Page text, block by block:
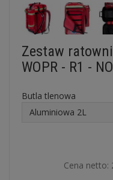
Zestaw
WOPR - R1 -
Butla tlenowa
Aluminiowa 2L
Cena netto: